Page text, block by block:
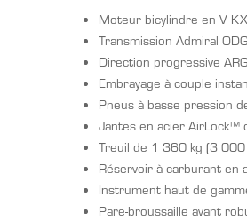
Moteur bicylindre en V
Transmission Admiral ODG
Direction progressive
Embrayage à couple
Pneus à basse pression
Jantes en acier AirLock™
Treuil de 1 360 kg (3
Réservoir à carburant en
Instrument haut de
Pare-broussaille avant